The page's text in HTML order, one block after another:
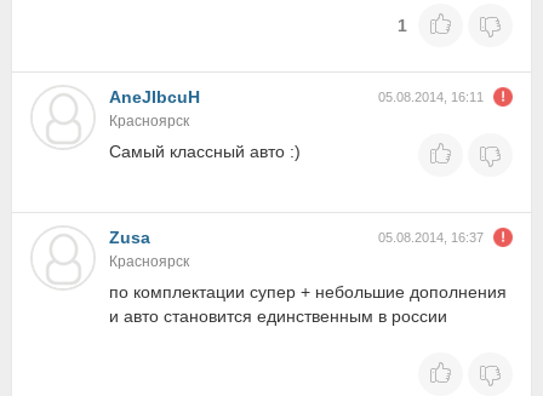
1
AneJIbcuH 05.08.2014, 16:11
Красноярск
Самый классный авто :)
Zusa 05.08.2014, 16:37
Красноярск
по комплектации супер + небольшие дополнения
и авто становится единственным в россии